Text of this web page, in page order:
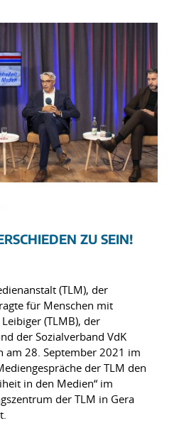
ZU SEIN!
(TLM), der
für Menschen mit
(TLMB), der
der Sozialverband VdK
am 28. September 2021 im
der TLM den
in den Medien“ im
der TLM in Gera